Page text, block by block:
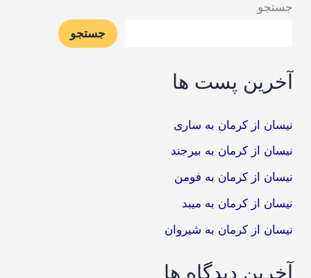
جستجو
جستجو
آخرین پست ها
نیسان از کرمان به ساری
نیسان از کرمان به بیرجند
نیسان از کرمان به فومن
نیسان از کرمان به میبد
نیسان از کرمان به شیروان
آخرین دیدگاه ها